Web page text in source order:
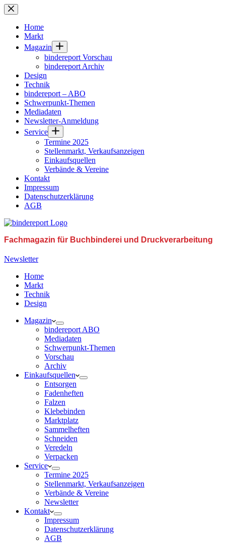
Zum
Inhalt
springenHome
Markt
Magazin
bindereport Vorschau
bindereport Archiv
Design
Technik
bindereport – ABO
Schwerpunkt-Themen
Mediadaten
Newsletter-Anmeldung
Service
Termine 2025
Stellenmarkt, Verkaufsanzeigen
Einkaufsquellen
Verbände & Vereine
Kontakt
Impressum
Datenschutzerklärung
AGB
Fachmagazin für Buchbinderei und Druckverarbeitung
Newsletter
Home
Markt
Technik
Design
Magazin
bindereport ABO
Mediadaten
Schwerpunkt-Themen
Vorschau
Archiv
Einkaufsquellen
Entsorgen
Fadenheften
Falzen
Klebebinden
Marktplatz
Sammelheften
Schneiden
Veredeln
Verpacken
Service
Termine 2025
Stellenmarkt, Verkaufsanzeigen
Verbände & Vereine
Newsletter
Kontakt
Impressum
Datenschutzerklärung
AGB